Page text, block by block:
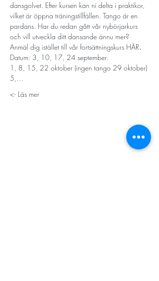
dansgolvet. Efter kursen kan ni delta i praktikor,
vilket är öppna träningstillfällen. Tango är en
pardans. Har du redan gått vår nybörjarkurs
och vill utveckla ditt dansande ännu mer?
Anmäl dig istället till vår fortsättningskurs HÄR.
Datum: 3, 10, 17, 24 september.
1, 8, 15, 22 oktober (ingen tango 29 oktober)
5,…
Läs mer ->